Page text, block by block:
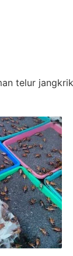
telur jangkrik